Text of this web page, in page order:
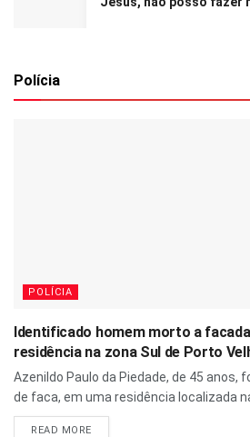
Polícia
POLÍCIA
Identificado homem morto a
residência na zona Sul de Porto
Azenildo Paulo da Piedade, de 45 anos,
de faca, em uma residência localizada
READ MORE